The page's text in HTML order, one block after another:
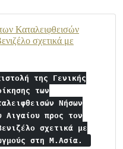
Καταλειφθεισών
σχετικά με
της Γενικής
των
Νήσων
Αιγαίου προς τον
σχετικά με
στη Μ.Ασία.